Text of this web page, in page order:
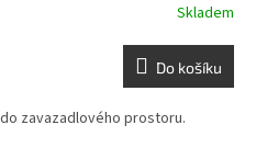
Skladem
Do košíku
zavazadlového prostoru.